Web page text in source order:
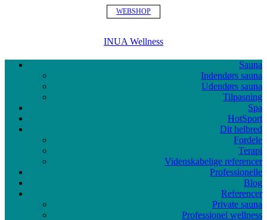
WEBSHOP
INUA Wellness
Sauna
Indendørs sauna
Udendørs sauna
Tilpasning
Spa
HotSport
Dit helbred
Fordele
Terapi
Videnskabelige referencer
Professionelle
Blog
Referencer
Private sauna
Professionel wellness